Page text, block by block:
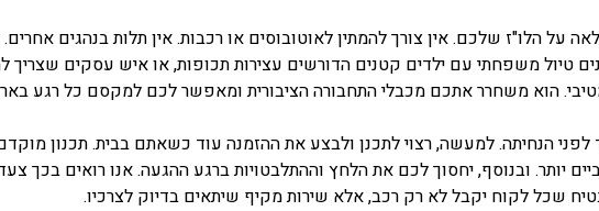
על הלו"ז שלכם. אין צורך להמתין לאוטובוסים או רכבות. אין תלות בנהגים
טיול משפחתי עם ילדים קטנים הדורשים עצירות תכופות, או איש עסקים שצריך
הוא משחרר אתכם מכבלי התחבורה הציבורית ומאפשר לכם למקסם כל רגע
הנחיתה. למעשה, רצוי לתכנן ולבצע את ההזמנה עוד כשאתם בבית. תכנון
יותר. ובנוסף, יחסוך לכם את הלחץ וההתלבטויות ברגע ההגעה. אנו רואים בכך צעד
שכל לקוח יקבל לא רק רכב, אלא שירות מקיף שיתאים בדיוק לצרכיו.